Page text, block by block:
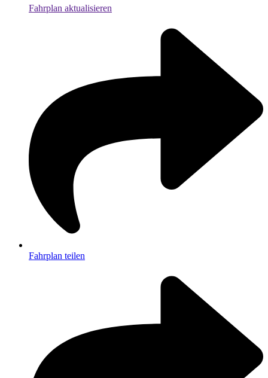
Fahrplan aktualisieren
Fahrplan teilen